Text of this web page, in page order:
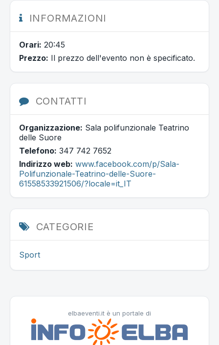
INFORMAZIONI
Orari: 20:45
Prezzo: Il prezzo dell'evento non è specificato.
CONTATTI
Organizzazione: Sala polifunzionale Teatrino
delle Suore
Telefono: 347 742 7652
Indirizzo web: www.facebook.com/p/Sala-
Polifunzionale-Teatrino-delle-Suore-
61558533921506/?locale=it_IT
CATEGORIE
Sport
elbaeventi.it è un portale di